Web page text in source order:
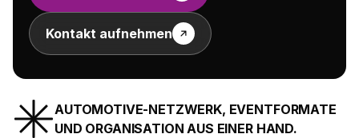
Kontakt aufnehmen
AUTOMOTIVE-NETZWERK, EVENTFORMATE
UND ORGANISATION AUS EINER HAND.